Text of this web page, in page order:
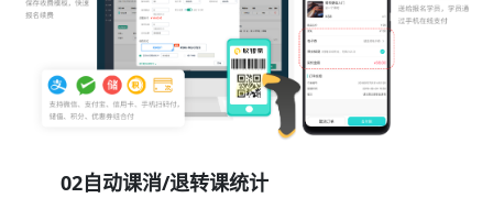
02自动课消/退转课统计